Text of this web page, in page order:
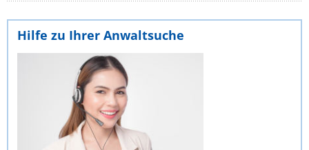
Hilfe zu Ihrer Anwaltsuche